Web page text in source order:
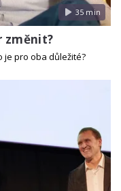
35 min
změnit?
je pro oba důležité?